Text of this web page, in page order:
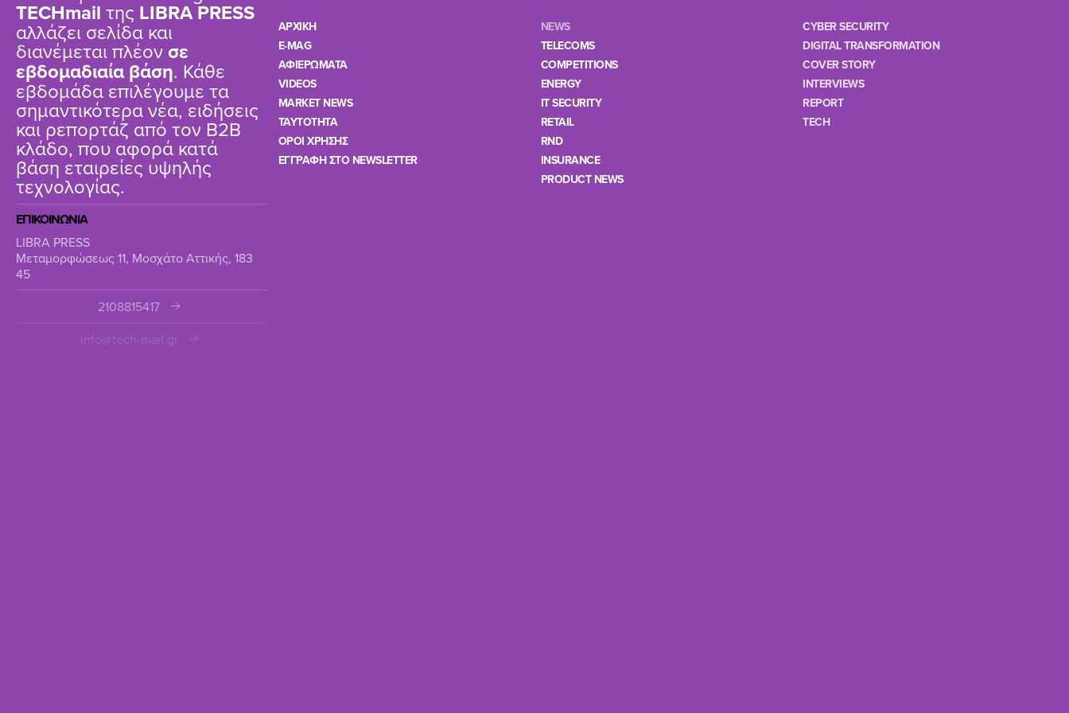
TΕCHmail της LIBRA PRESS
αλλάζει σελίδα και
διανέμεται πλέον σε
εβδομαδιαία βάση. Κάθε
εβδομάδα επιλέγουμε τα
σημαντικότερα νέα, ειδήσεις
και ρεπορτάζ από τον B2B
κλάδο, που αφορά κατά
βάση εταιρείες υψηλής
τεχνολογίας.
ΕΠΙΚΟΙΝΩΝΙΑ
LIBRA PRESS
Μεταμορφώσεως 11, Μοσχάτο Αττικής, 183
45
2108815417
info@tech-mail.gr
ΑΡΧΙΚΗ
E-MAG
ΑΦΙΕΡΩΜΑΤΑ
VIDEOS
MARKET NEWS
TAYTOTHTA
ΟΡΟΙ ΧΡΗΣΗΣ
ΕΓΓΡΑΦΗ ΣΤΟ NEWSLETTER
NEWS
TELECOMS
COMPETITIONS
ENERGY
IT SECURITY
RETAIL
RND
INSURANCE
PRODUCT NEWS
CYBER SECURITY
DIGITAL TRANSFORMATION
COVER STORY
INTERVIEWS
REPORT
TECH